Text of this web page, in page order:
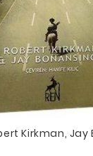
Kirkman, Jay